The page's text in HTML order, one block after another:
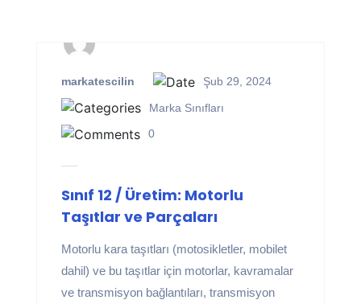
markatescilin Şub 29, 2024
Marka Sınıfları
0
Sınıf 12 / Üretim: Motorlu
Taşıtlar ve Parçaları
Motorlu kara taşıtları (motosikletler, mobilet
dahil) ve bu taşıtlar için motorlar, kavramalar
ve transmisyon bağlantıları, transmisyon